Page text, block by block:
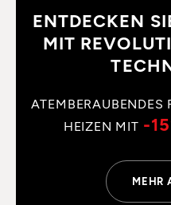
ENTDECKEN
MIT
ATEMBERAUBENDES
HEIZEN MIT -
MEHR